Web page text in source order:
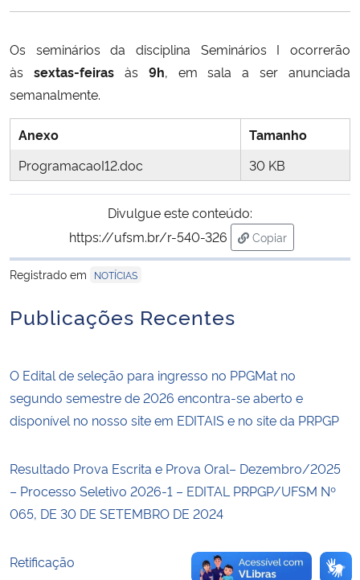
Ministério da Cidadania
Ministério da Saúde
Ministério de Minas e Energia
Ministério da Ciência, Tecnologia, Inovações e Comunicações
Ministério do Meio Ambiente
Ministério do Desenvolvimento Regional
Controladoria-Geral da União
Secretaria-Geral
Advocacia-Geral da União
Banco Central do Brasil
Os seminários da disciplina Seminários I ocorrerão
às sextas-feiras às 9h, em sala a ser anunciada
semanalmente.
Anexo
Tamanho
ProgramacaoI12.doc
30 KB
Divulgue este conteúdo:
https://ufsm.br/r-540-326
Copiar
para área de
Registrado em
NOTÍCIAS
Publicações Recentes
O Edital de seleção para ingresso no PPGMat no
segundo semestre de 2026 encontra-se aberto e
disponível no nosso site em EDITAIS e no site da PRPGP
Resultado Prova Escrita e Prova Oral– Dezembro/2025
– Processo Seletivo 2026-1 – EDITAL PRPGP/UFSM Nº
065, DE 30 DE SETEMBRO DE 2024
Retificação